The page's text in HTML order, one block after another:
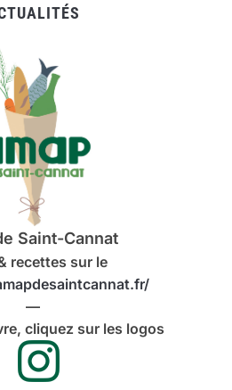
Saint-Cannat
recettes sur le
—
cliquez sur les logos